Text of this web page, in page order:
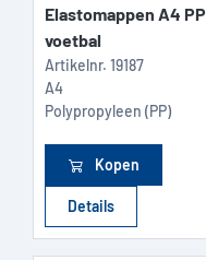
Elastomappen A4 PP
voetbal
Artikelnr. 19187
A4
Polypropyleen (PP)
Kopen
Details